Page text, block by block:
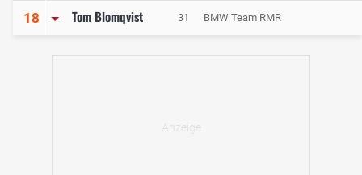
18 Tom Blomqvist 31 BMW Team RMR